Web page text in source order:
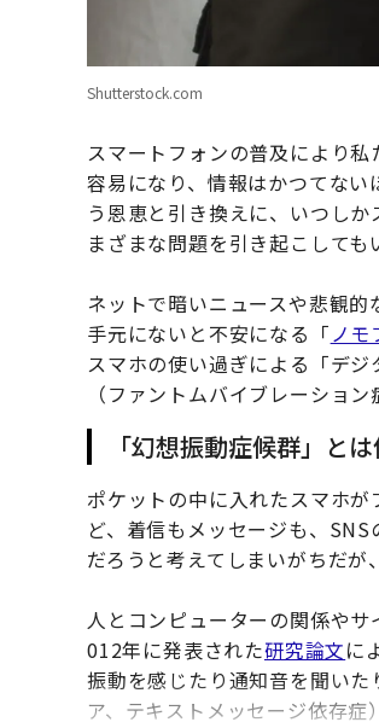
Shutterstock.com
スマートフォンの普及により
容易になり、情報はかつてな
う恩恵と引き換えに、いつし
まざまな問題を引き起こしても
ネットで暗いニュースや悲観
手元にないと不安になる「ノモ
スマホの使い過ぎによる「デ
（ファントムバイブレーショ
「幻想振動症候群」と
ポケットの中に入れたスマホ
ど、着信もメッセージも、
だろうと考えてしまいがちだが
人とコンピューターの関係や
012年に発表された研究論文に
振動を感じたり通知音を聞い
ア、テキストメッセージ依存